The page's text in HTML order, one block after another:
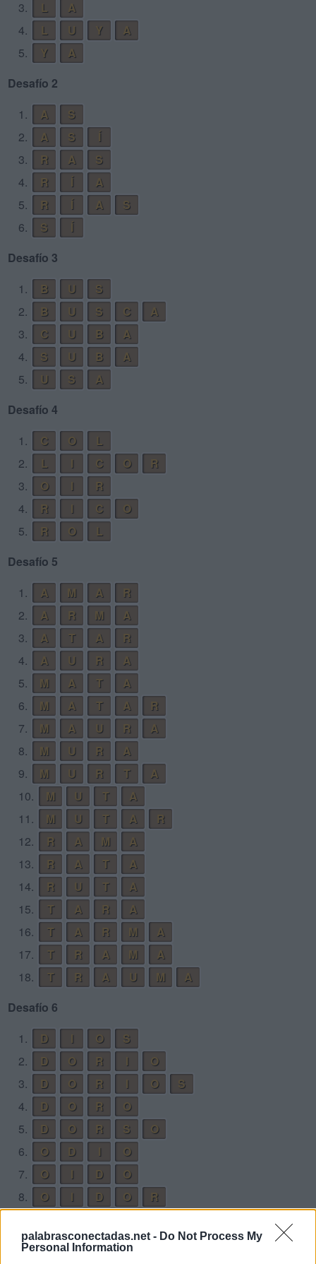
palabrasconectadas.net - Do Not Process My
Personal Information
3.
L
A
4.
L U Y
A
5.
Y
A
Desafío 2
1.
A
S
2.
A S
Í
3.
R A
S
4.
R Í
A
5.
R Í A
S
6.
S
Í
Desafío 3
1.
B U
S
2.
B U S C
A
3.
C U B
A
4.
S U B
A
5.
U S
A
Desafío 4
1.
C O
L
2.
L C O
R
3.
O
R
4.
R C
O
5.
R O
L
Desafío 5
1.
A M A
R
2.
A R M
A
3.
A T A
R
4.
A U R
A
5.
M A T
A
6.
M A T A
R
7.
M A U R
A
8.
M U R
A
9.
M U R T
A
10.
M U T
A
11.
M U T A
R
12.
R A M
A
13.
R A T
A
14.
R U T
A
15.
T A R
A
16.
T A R M
A
17.
T R A M
A
18.
T R A U M
A
Desafío 6
1.
D O
S
2.
D O R
O
3.
D O R O
S
4.
D O R
O
5.
D O R S
O
6.
O D
O
7.
O D
O
8.
O D O
R
10. R O D I
O